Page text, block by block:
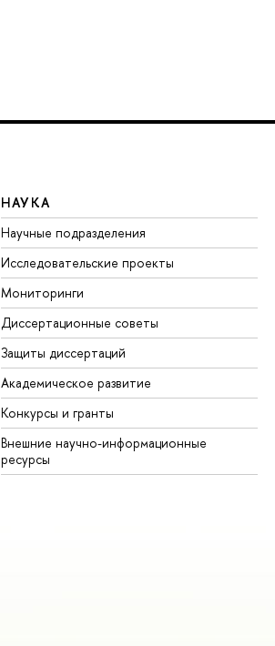
НАУКА
Научные подразделения
Исследовательские проекты
Мониторинги
Диссертационные советы
Защиты диссертаций
Академическое развитие
Конкурсы и гранты
Внешние научно-информационные
ресурсы